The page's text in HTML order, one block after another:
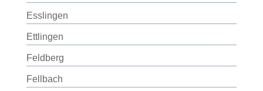
Esslingen
Ettlingen
Feldberg
Fellbach